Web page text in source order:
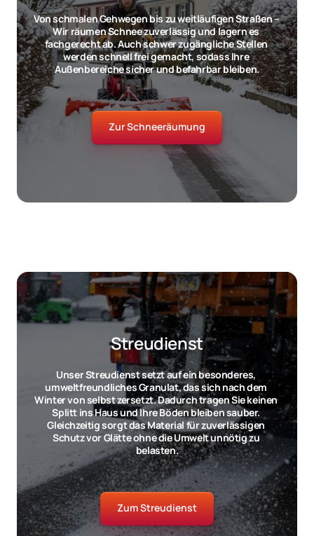
Von schmalen Gehwegen bis zu weitläufigen Straßen –
Wir räumen Schnee zuverlässig und lagern es
fachgerecht ab. Auch schwer zugängliche Stellen
werden schnell frei gemacht, sodass Ihre
Außenbereiche sicher und befahrbar bleiben.
Zur Schneeräumung
Streudienst
Unser Streudienst setzt auf ein besonderes,
umweltfreundliches Granulat, das sich nach dem
Winter von selbst zersetzt. Dadurch tragen Sie keinen
Splitt ins Haus und Ihre Böden bleiben sauber.
Gleichzeitig sorgt das Material für zuverlässigen
Schutz vor Glätte ohne die Umwelt unnötig zu
belasten.
Zum Streudienst